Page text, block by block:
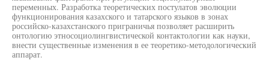
переменных. Разработка теоретических постулатов эволюции
функционирования казахского и татарского языков в зонах
российско-казахстанского приграничья позволяет расширить
онтологию этносоциолингвистической контактологии как науки,
внести существенные изменения в ее теоретико-методологический
аппарат.